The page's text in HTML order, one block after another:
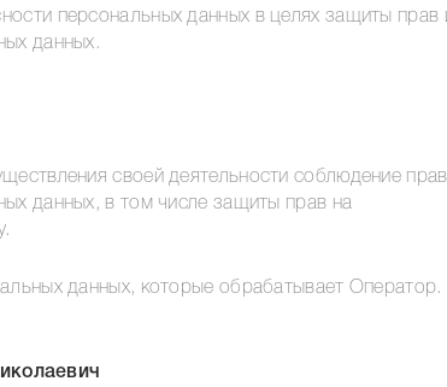
персональных данных в целях защиты прав
данных.
своей деятельности соблюдение
данных, в том числе защиты прав на
данных, которые обрабатывает Оператор.